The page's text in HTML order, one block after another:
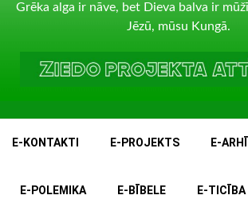
Grēka alga ir nāve, bet Dieva balva ir
Jēzū, mūsu Kungā.
E-KONTAKTI E-PROJEKTS E-
E-POLEMIKA E-BĪBELE E-TICĪBA